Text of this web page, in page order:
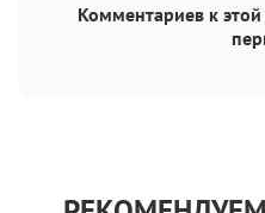
Комментариев к этой